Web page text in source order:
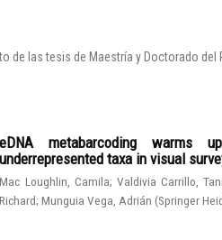
las tesis de Maestría y Doctorado del
eDNA metabarcoding warms
underrepresented taxa in visual
Mac Loughlin, Camila;Valdivia Carrillo,
Richard;Munguia Vega, Adrián (Springer